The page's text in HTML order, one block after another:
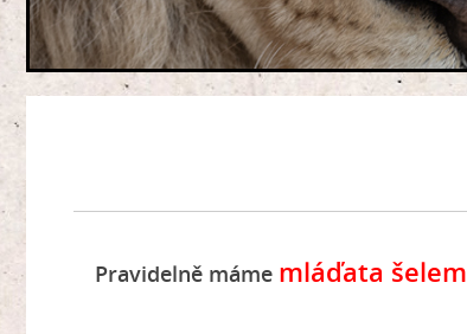
Pravidelně máme mláďata šelem